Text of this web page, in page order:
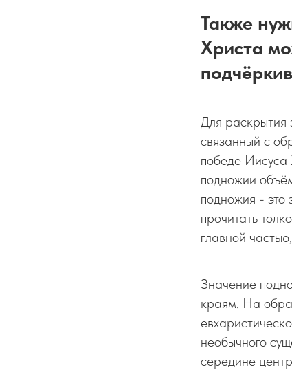
Также
Христа
Для раскрытия
связанный с
победе Иисуса
подножии
подножия -
прочитать
главной
Значение
краям. На
необычного
середине